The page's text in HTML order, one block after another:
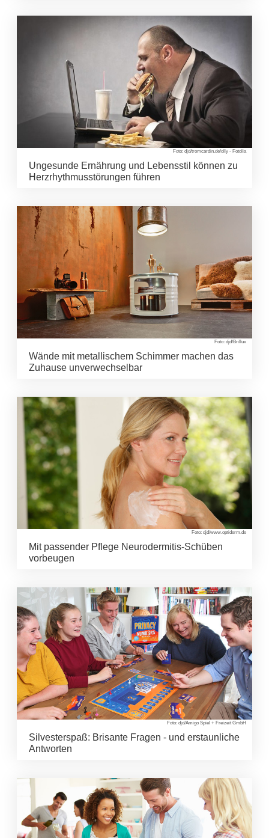
Foto: djd/tromcardin.de/olly - Fotolia
Ungesunde Ernährung und Lebensstil können zu
Herzrhythmusstörungen führen
Foto: djd/Brillux
Wände mit metallischem Schimmer machen das
Zuhause unverwechselbar
Foto: djd/www.optiderm.de
Mit passender Pflege Neurodermitis-Schüben
vorbeugen
Foto: djd/Amigo Spiel + Freizeit GmbH
Silvesterspaß: Brisante Fragen - und erstaunliche
Antworten